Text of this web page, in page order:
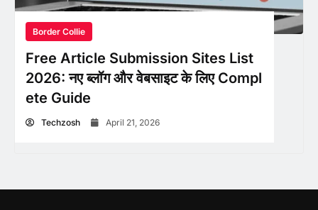
Border Collie
Free Article Submission Sites List
2026: नए ब्लॉग और वेबसाइट के लिए Compl
ete Guide
Techzosh April 21, 2026